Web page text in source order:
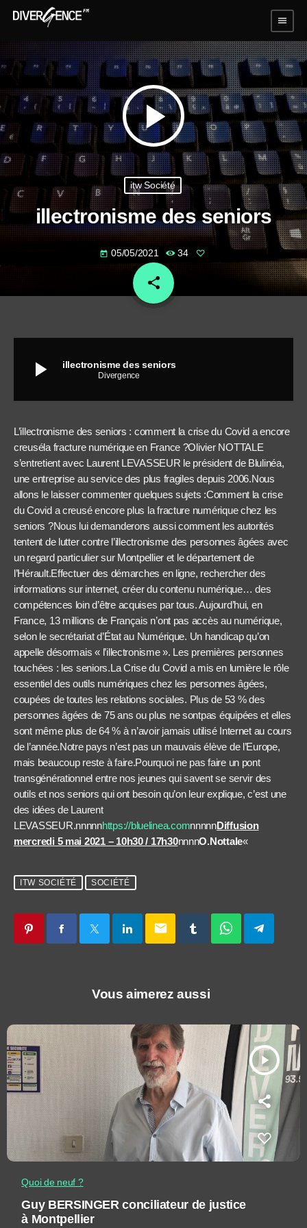
menu
play_arrow
itw Société
illectronisme des seniors
today 05/05/2021 34
share
email
play_arrow illectronisme des seniors
Divergence
L’illectronisme des seniors : comment la crise du Covid a encore
creuséla fracture numérique en France ?Olivier NOTTALE
s’entretient avec Laurent LEVASSEUR le président de Blulinéa,
une entreprise au service des plus fragiles depuis 2006.Nous
allons le laisser commenter quelques sujets :Comment la crise
du Covid a creusé encore plus la fracture numérique chez les
seniors ?Nous lui demanderons aussi comment les autorités
tentent de lutter contre l’illectronisme des personnes âgées avec
un regard particulier sur Montpellier et le département de
l’Hérault.Effectuer des démarches en ligne, rechercher des
informations sur internet, créer du contenu numérique… des
compétences loin d’être acquises par tous. Aujourd’hui, en
France, 13 millions de Français n’ont pas accès au numérique,
selon le secrétariat d’État au Numérique. Un handicap qu’on
appelle désormais « l’illectronisme ». Les premières personnes
touchées : les seniors.La Crise du Covid a mis en lumière le rôle
essentiel des outils numériques chez les personnes âgées,
coupées de toutes les relations sociales. Plus de 53 % des
personnes âgées de 75 ans ou plus ne sontpas équipées et elles
sont même plus de 64 % à n’avoir jamais utilisé Internet au cours
de l’année.Notre pays n’est pas un mauvais élève de l’Europe,
mais beaucoup reste à faire.Pourquoi ne pas faire un pont
transgénérationnel entre nos jeunes qui savent se servir des
outils et nos seniors qui ont besoin qu’on leur explique, c’est une
des idées de Laurent
LEVASSEUR.nnnnnhttps://bluelinea.comnnnnnDiffusion
mercredi 5 mai 2021 – 10h30 / 17h30nnnnO.Nottale«
ITW SOCIÉTÉ SOCIÉTÉ
email
Vous aimerez aussi
play_arrow
Quoi de neuf ?
Guy BERSINGER conciliateur de justice
à Montpellier